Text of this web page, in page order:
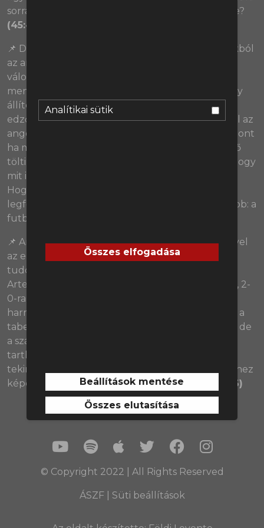
Analítikai sütik
Összes elfogadása
Beállítások mentése
Összes elutasítása
sorra ziccereket, szóval nincs miért aggódni. Ugye?
(45:45)
📌 Das kommt nach hause. Éneklik majd telitorokból
az angol szurkolók 2026 nyarán, amikor a
válogatottjuk Thomas Tuchel vezetésével óriásit
menetel a világbajnokságon. Vagy nem. Merthogy
állítólag az angol válogatott kispadján angol
edzőnek kellene ülnie. De miért nem talált végül az
angol szövetség alkalmas hazai szakembert? Viszont
ha már végül úgy alakult, hogy egy igazi topedző
tölti be a pozíciót, akkor érdemes megvizsgálni, hogy
mit is várhatunk tőle a következő másfél évben.
Hogyan fog kinézni a játék, és kik lesznek a
legfontosabb játékosok? Ami pedig a legfontosabb: a
futball végre tényleg hazatér?
📌 Andoni Iraola a hétvégén véghezvitte azt, amivel
az előző szezonban hiába próbálkozott, és felül
tudott kerekedni gyerekkori csapattársán, Mikel
Artetán. A Bournemouth végül viszonylag simán, 2-
0-ra győzte le az Arsenalt, így elkönyvelhették a
harmadik sikerüket is a szezonban. Iraola csapata a
tabellán ugyan így is “csak” a 11. helyet foglalja el, de
a számok alapján ennél akár már előrébb is
tarthatnának a megszerzett pontok számát
tekintve. Miben tudtak előrelépni az előző idényhez
képest, és hol lehet számukra a plafon?
(02:17:06)
© Copyright 2022 | All Rights Reserved
ÁSZF| Süti beállítások